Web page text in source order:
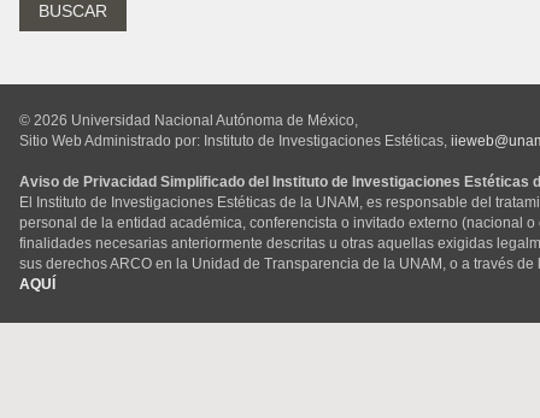
© 2026 Universidad Nacional Autónoma de México,
Sitio Web Administrado por: Instituto de Investigaciones Estéticas,
Aviso de Privacidad Simplificado del Instituto de Investigaciones Estéticas
El Instituto de Investigaciones Estéticas de la UNAM, es responsable del
personal de la entidad académica, conferencista o invitado externo (nacional
finalidades necesarias anteriormente descritas u otras aquellas exigidas
sus derechos ARCO en la Unidad de Transparencia de la UNAM, o a través
AQUÍ